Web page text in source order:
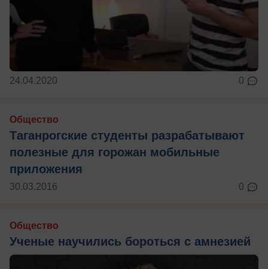
24.04.2020 0
Общество
Таганрогские студенты разрабатывают
полезные для горожан мобильные
приложения
30.03.2016 0
Общество
Ученые научились бороться с амнезией